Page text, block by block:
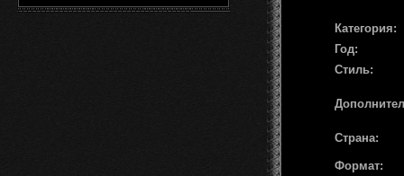
Категория:
Год:
Стиль:
Страна:
Формат: